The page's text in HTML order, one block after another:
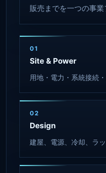
販売までを一つの事業
01
Site & Power
用地・電力・系統接続
02
Design
建屋、電源、冷却、ラ